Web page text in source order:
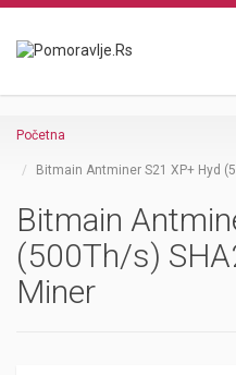
Početna
Bitmain Antminer S21 XP+ Hyd
Bitmain
(500Th/s)
Miner